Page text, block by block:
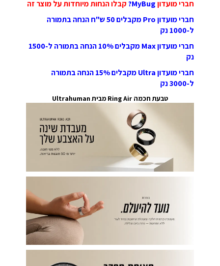
חברי מועדוןMyBug?
קבלו הנחות מיוחדות על מוצר זה
חברי מועדון Pro מקבלים 50 ש"ח הנחה בתמורה
ל-1000 נק
חברי מועדון Max מקבלים 10% הנחה בתמורה ל-1500
נק
חברי מועדון Ultra מקבלים 15% הנחה בתמורה
ל-3000 נק
טבעת חכמה Ring Air מבית Ultrahuman